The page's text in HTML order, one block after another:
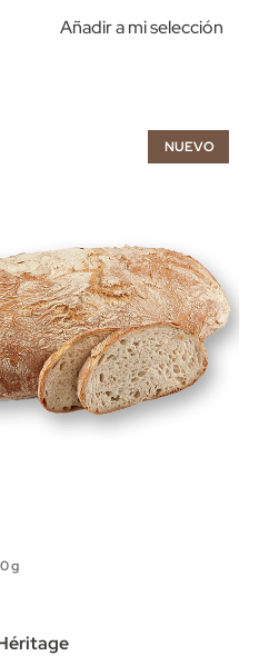
Añadir a mi selección
NUEVO
g